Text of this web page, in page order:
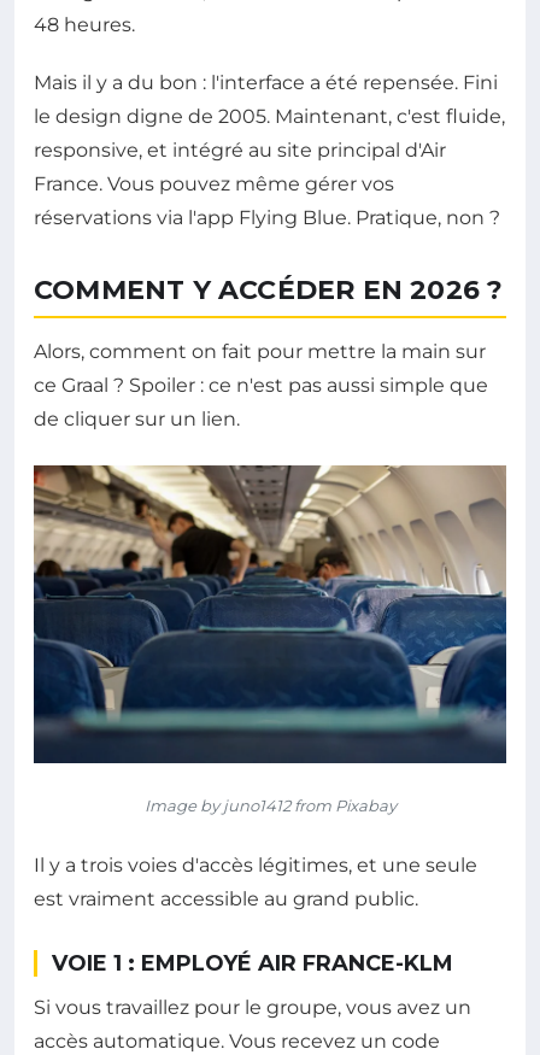
48 heures.
Mais il y a du bon : l'interface a été repensée. Fini
le design digne de 2005. Maintenant, c'est fluide,
responsive, et intégré au site principal d'Air
France. Vous pouvez même gérer vos
réservations via l'app Flying Blue. Pratique, non ?
COMMENT Y ACCÉDER EN 2026 ?
Alors, comment on fait pour mettre la main sur
ce Graal ? Spoiler : ce n'est pas aussi simple que
de cliquer sur un lien.
Image by juno1412 from Pixabay
Il y a trois voies d'accès légitimes, et une seule
est vraiment accessible au grand public.
VOIE 1 : EMPLOYÉ AIR FRANCE-KLM
Si vous travaillez pour le groupe, vous avez un
accès automatique. Vous recevez un code